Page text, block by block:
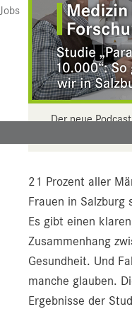
Jobs
Der neue
21 Prozent aller
Frauen in Salzburg
Es gibt einen
Zusammenhang
Gesundheit. Und
manche glauben.
Ergebnisse der